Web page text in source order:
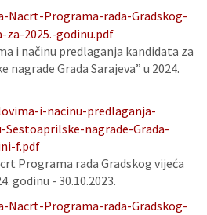
Nacrt-Programa-rada-Gradskog-
za-2025.-godinu.pdf
i načinu predlaganja kandidata za
nagrade Grada Sarajeva” u 2024.
i-nacinu-predlaganja-
nagrade-Grada-
f.pdf
Programa rada Gradskog vijeća
godinu - 30.10.2023.
Nacrt-Programa-rada-Gradskog-